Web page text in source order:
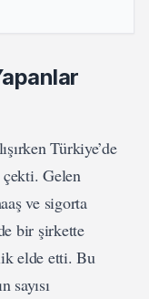
Türkiye’de
Gelen
ve sigorta
bir şirkette
elde etti. Bu
sayısı